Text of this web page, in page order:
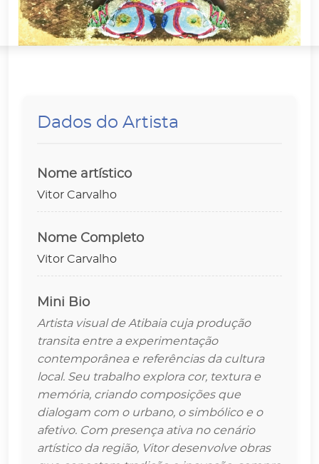
Dados do Artista
Nome artístico
Vitor Carvalho
Nome Completo
Vitor Carvalho
Mini Bio
Artista visual de Atibaia cuja produção
transita entre a experimentação
contemporânea e referências da cultura
local. Seu trabalho explora cor, textura e
memória, criando composições que
dialogam com o urbano, o simbólico e o
afetivo. Com presença ativa no cenário
artístico da região, Vitor desenvolve obras